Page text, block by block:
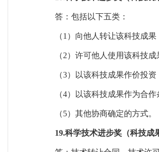
答：包括以下五类：
（1）向他人转让该科技成果
（2）许可他人使用该科技成
（3）以该科技成果作价投
（4）以该科技成果作为合
（5）其他协商确定的方式。
19.科学技术进步奖（科技成